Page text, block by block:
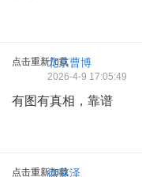
点击重新加载北京曹博
2026-4-9 17:05:49
有图有真相，靠谱
点击重新加载
徐萍泽